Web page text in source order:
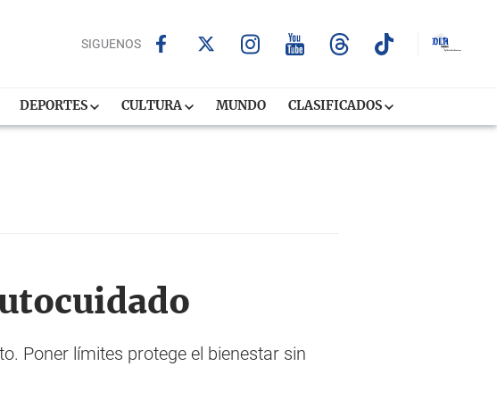
SIGUENOS
DEPORTES CULTURA MUNDO CLASIFICADOS
Poner límites protege el bienestar sin